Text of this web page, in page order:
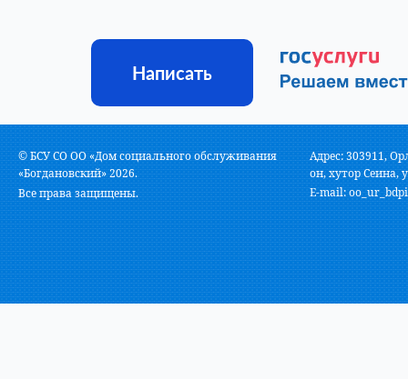
Написать
© БСУ СО ОО «Дом социального обслуживания
«Богдановский» 2026.
Все права защищены.
Адрес: 303911,
он, хутор Сеина,
E-mail: